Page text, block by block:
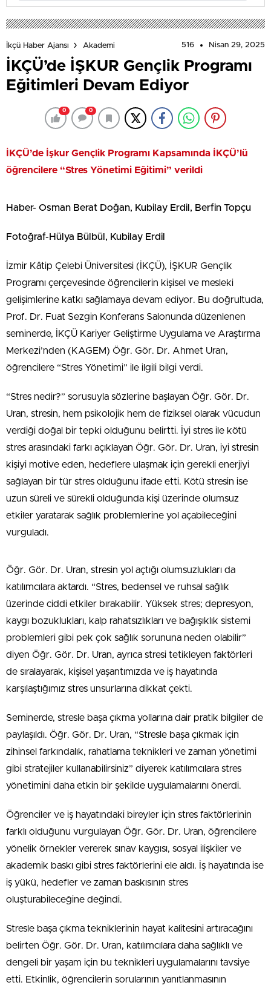
İkçü Haber Ajansı Akademi 516 Nisan 29, 2025
İKÇÜ’de İŞKUR Gençlik Programı
Eğitimleri Devam Ediyor
0 0
İKÇÜ’de İşkur Gençlik Programı Kapsamında İKÇÜ’lü
öğrencilere “Stres Yönetimi Eğitimi” verildi
Haber- Osman Berat Doğan, Kubilay Erdil, Berfin Topçu
Fotoğraf-Hülya Bülbül, Kubilay Erdil
İzmir Kâtip Çelebi Üniversitesi (İKÇÜ), İŞKUR Gençlik
Programı çerçevesinde öğrencilerin kişisel ve mesleki
gelişimlerine katkı sağlamaya devam ediyor. Bu doğrultuda,
Prof. Dr. Fuat Sezgin Konferans Salonunda düzenlenen
seminerde, İKÇÜ Kariyer Geliştirme Uygulama ve Araştırma
Merkezi’nden (KAGEM) Öğr. Gör. Dr. Ahmet Uran,
öğrencilere “Stres Yönetimi” ile ilgili bilgi verdi.
“Stres nedir?” sorusuyla sözlerine başlayan Öğr. Gör. Dr.
Uran, stresin, hem psikolojik hem de fiziksel olarak vücudun
verdiği doğal bir tepki olduğunu belirtti. İyi stres ile kötü
stres arasındaki farkı açıklayan Öğr. Gör. Dr. Uran, iyi stresin
kişiyi motive eden, hedeflere ulaşmak için gerekli enerjiyi
sağlayan bir tür stres olduğunu ifade etti. Kötü stresin ise
uzun süreli ve sürekli olduğunda kişi üzerinde olumsuz
etkiler yaratarak sağlık problemlerine yol açabileceğini
vurguladı.
Öğr. Gör. Dr. Uran, stresin yol açtığı olumsuzlukları da
katılımcılara aktardı. “Stres, bedensel ve ruhsal sağlık
üzerinde ciddi etkiler bırakabilir. Yüksek stres; depresyon,
kaygı bozuklukları, kalp rahatsızlıkları ve bağışıklık sistemi
problemleri gibi pek çok sağlık sorununa neden olabilir”
diyen Öğr. Gör. Dr. Uran, ayrıca stresi tetikleyen faktörleri
de sıralayarak, kişisel yaşantımızda ve iş hayatında
karşılaştığımız stres unsurlarına dikkat çekti.
Seminerde, stresle başa çıkma yollarına dair pratik bilgiler de
paylaşıldı. Öğr. Gör. Dr. Uran, “Stresle başa çıkmak için
zihinsel farkındalık, rahatlama teknikleri ve zaman yönetimi
gibi stratejiler kullanabilirsiniz” diyerek katılımcılara stres
yönetimini daha etkin bir şekilde uygulamalarını önerdi.
Öğrenciler ve iş hayatındaki bireyler için stres faktörlerinin
farklı olduğunu vurgulayan Öğr. Gör. Dr. Uran, öğrencilere
yönelik örnekler vererek sınav kaygısı, sosyal ilişkiler ve
akademik baskı gibi stres faktörlerini ele aldı. İş hayatında ise
iş yükü, hedefler ve zaman baskısının stres
oluşturabileceğine değindi.
Stresle başa çıkma tekniklerinin hayat kalitesini artıracağını
belirten Öğr. Gör. Dr. Uran, katılımcılara daha sağlıklı ve
dengeli bir yaşam için bu teknikleri uygulamalarını tavsiye
etti. Etkinlik, öğrencilerin sorularının yanıtlanmasının